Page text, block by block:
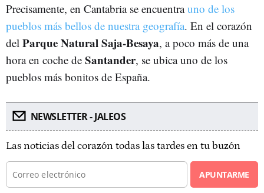
Precisamente, en Cantabria se encuentrauno de los
pueblos más bellos de nuestra geografía. En el corazón
del Parque Natural Saja-Besaya, a poco más de una
hora en coche de Santander, se ubica uno de los
pueblos más bonitos de España.
NEWSLETTER - JALEOS
Las noticias del corazón todas las tardes en tu buzón
APUNTARME